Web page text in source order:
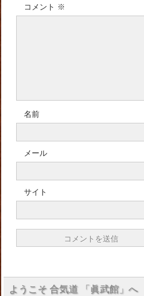
コメント ※
名前
メール
サイト
ようこそ 合気道 「眞武館」へ